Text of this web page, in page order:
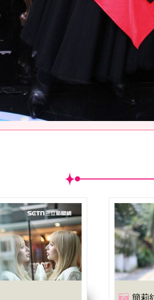
簡莉